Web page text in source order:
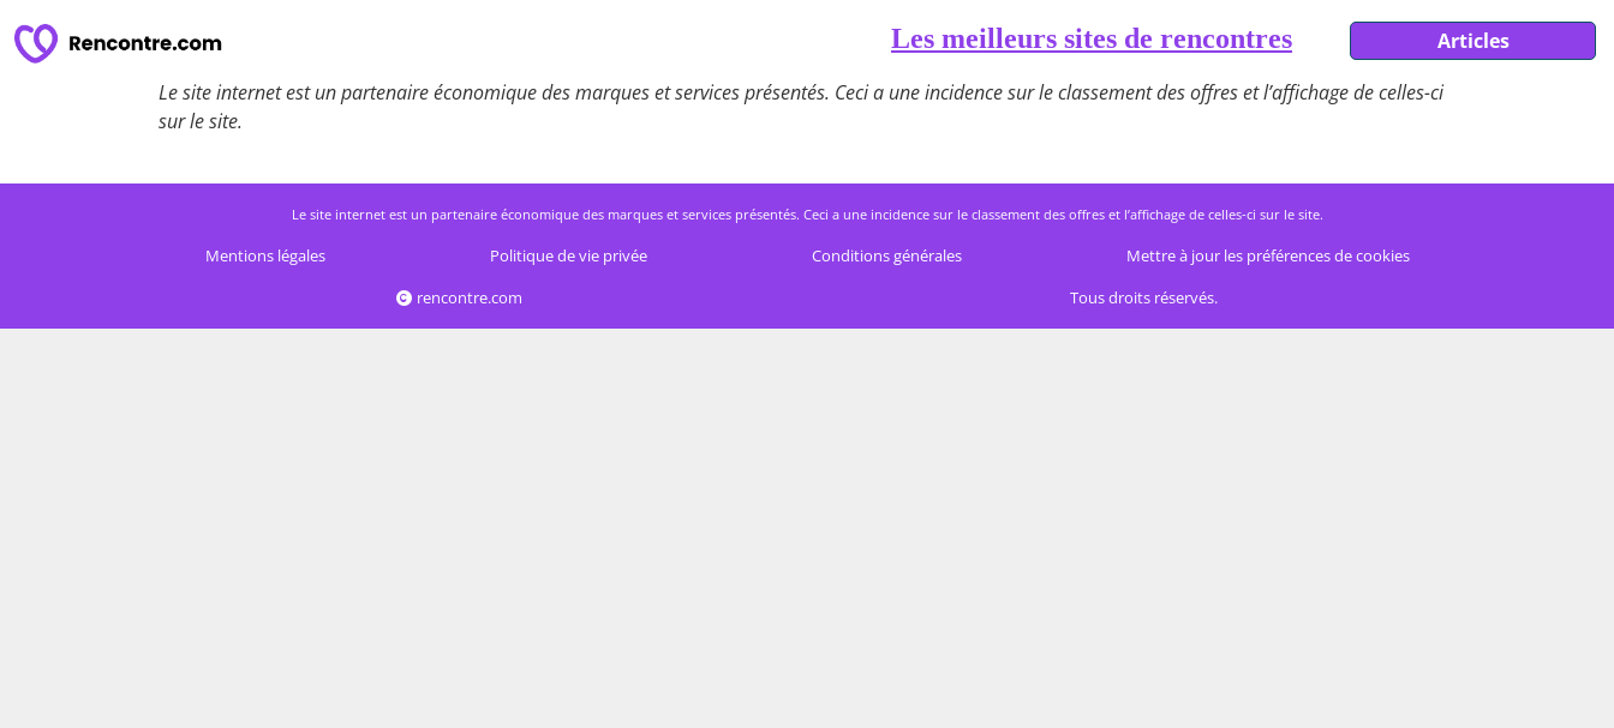
Les meilleurs sites de rencontres
Articles
Le site internet est un partenaire économique des marques et services présentés. Ceci a une incidence sur le classement des offres et l’affichage de celles-ci
sur le site.
Le site internet est un partenaire économique des marques et services présentés. Ceci a une incidence sur le classement des offres et l’affichage de celles-ci sur le site.
Mentions légales Politique de vie privée Conditions générales
Mettre à jour les préférences de cookies
rencontre.com
Tous droits réservés.